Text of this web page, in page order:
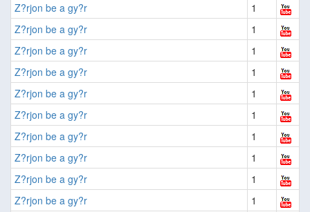
Z?rjon be a gy?r
1
Z?rjon be a gy?r
1
Z?rjon be a gy?r
1
Z?rjon be a gy?r
1
Z?rjon be a gy?r
1
Z?rjon be a gy?r
1
Z?rjon be a gy?r
1
Z?rjon be a gy?r
1
Z?rjon be a gy?r
1
Z?rjon be a gy?r
1